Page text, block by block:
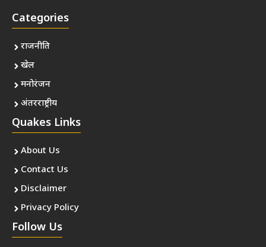
Categories
राजनीति
खेल
मनोरंजन
अंतरराष्ट्रीय
Quakes Links
About Us
Contact Us
Disclaimer
Privacy Policy
Follow Us